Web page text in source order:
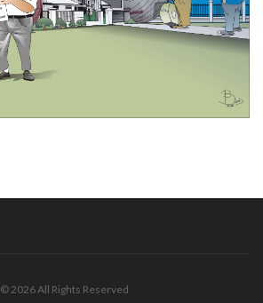
© 2026 All Rights Reserved